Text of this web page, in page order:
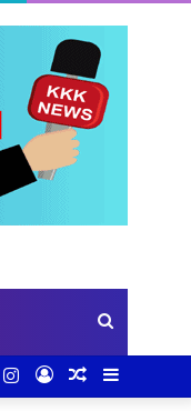
for
Random
Log
Instagram